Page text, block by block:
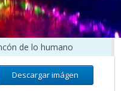
de lo humano
Descargar imágen